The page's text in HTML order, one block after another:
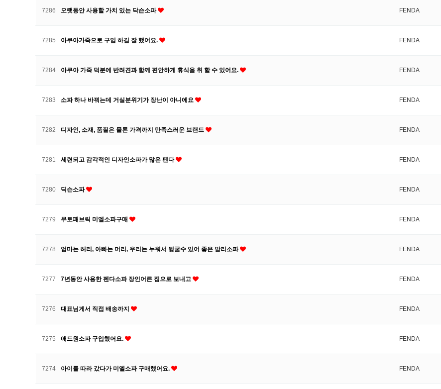
7286 오랫동안 사용할 가치 있는 닥슨소파 FENDA
7285 아쿠아가죽으로 구입 하길 잘 했어요. FENDA
7284 아쿠아 가죽 덕분에 반려견과 함께 편안하게 휴식을 취 할 수 있어요. FENDA
7283 소파 하나 바꿔는데 거실분위기가 장난이 아니에요 FENDA
7282 디자인, 소재, 품질은 물론 가격까지 만족스러운 브랜드 FENDA
7281 세련되고 감각적인 디자인소파가 많은 펜다 FENDA
7280 딕슨소파 FENDA
7279 무토패브릭 미엘소파구매 FENDA
7278 엄마는 허리, 아빠는 머리, 우리는 누워서 뒹굴수 있어 좋은 발리소파 FENDA
7277 7년동안 사용한 펜다소파 장인어른 집으로 보내고 FENDA
7276 대표님게서 직접 배송까지 FENDA
7275 애드원소파 구입했어요. FENDA
7274 아이를 따라 갔다가 미엘소파 구매했어요. FENDA